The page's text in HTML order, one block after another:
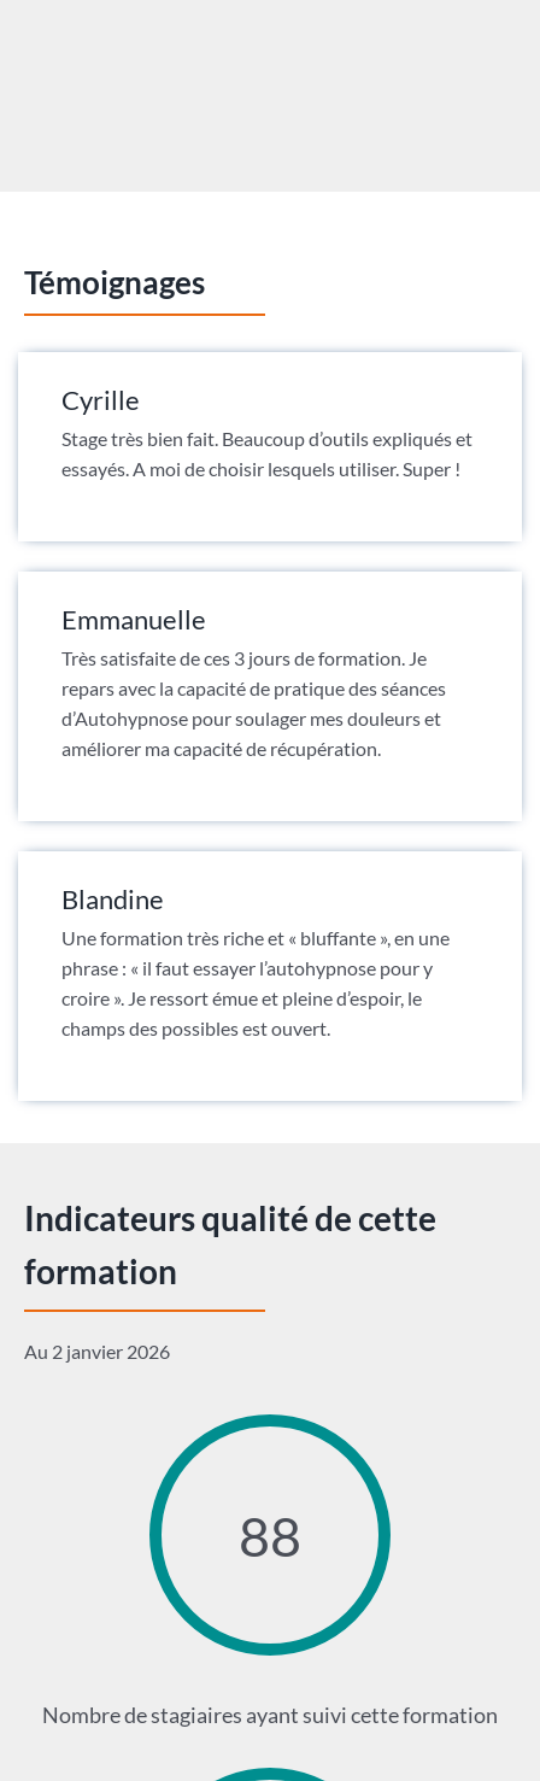
Témoignages
Cyrille
Stage très bien fait. Beaucoup d’outils expliqués et
essayés. A moi de choisir lesquels utiliser. Super !
Emmanuelle
Très satisfaite de ces 3 jours de formation. Je
repars avec la capacité de pratique des séances
d’Autohypnose pour soulager mes douleurs et
améliorer ma capacité de récupération.
Blandine
Une formation très riche et « bluffante », en une
phrase : « il faut essayer l’autohypnose pour y
croire ». Je ressort émue et pleine d’espoir, le
champs des possibles est ouvert.
Indicateurs qualité de cette
formation
Au 2 janvier 2026
88
Nombre de stagiaires ayant suivi cette formation